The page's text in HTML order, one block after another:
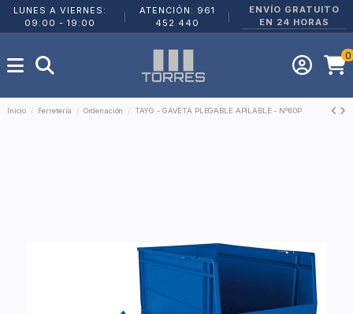
LUNES A VIERNES:
09:00 - 19:00
ATENCIÓN: 961
452 440
ENVÍO GRATUITO
EN 24 HORAS
0
Inicio Ferretería Ordenación TAYG - GAVETA PLEGABLE APILABLE - Nº60P